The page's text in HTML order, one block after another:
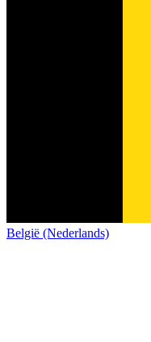
België (Nederlands)